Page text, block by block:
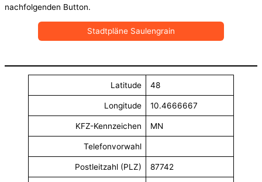
nachfolgenden Button.
Stadtpläne Saulengrain
Latitude 48
Longitude 10.4666667
KFZ-Kennzeichen MN
Telefonvorwahl
Postleitzahl (PLZ) 87742